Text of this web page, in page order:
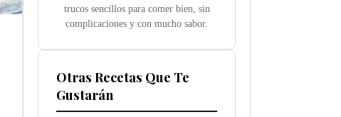
trucos sencillos para comer bien, sin
complicaciones y con mucho sabor.
Otras Recetas Que Te
Gustarán